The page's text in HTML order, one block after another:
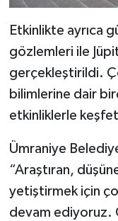
Etkinlikte ayrıca
gözlemleri ile
gerçekleştirildi.
bilimlerine dair
etkinliklerle
Ümraniye
“Araştıran,
yetiştirmek için
devam ediyoruz.